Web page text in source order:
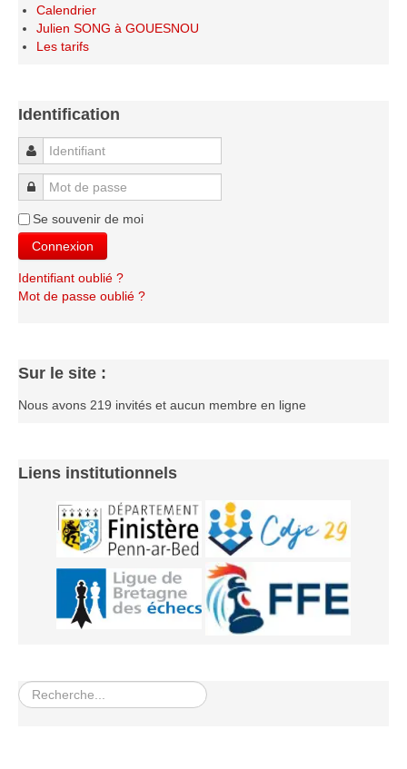
Calendrier
Julien SONG à GOUESNOU
Les tarifs
Identification
Identifiant
Mot de passe
Se souvenir de moi
Connexion
Identifiant oublié ?
Mot de passe oublié ?
Sur le site :
Nous avons 219 invités et aucun membre en ligne
Liens institutionnels
Rechercher